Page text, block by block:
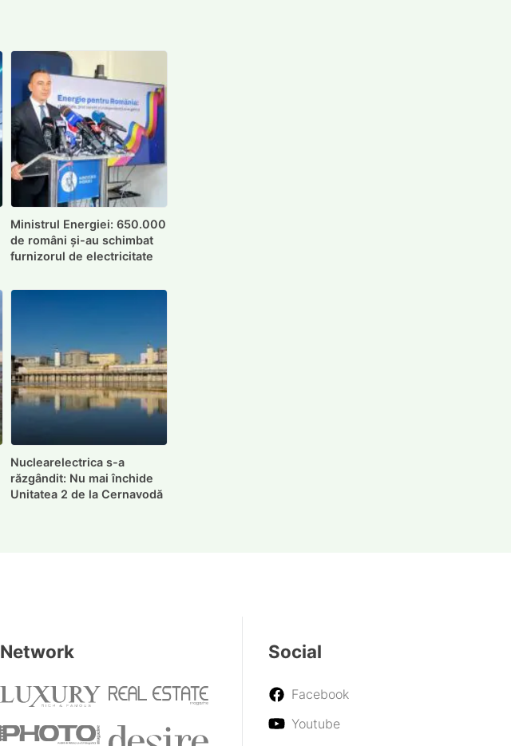
Ministrul Energiei: 650.000
de români și-au schimbat
furnizorul de electricitate
Nuclearelectrica s-a
răzgândit: Nu mai închide
Unitatea 2 de la Cernavodă
Network Social
Facebook
Youtube